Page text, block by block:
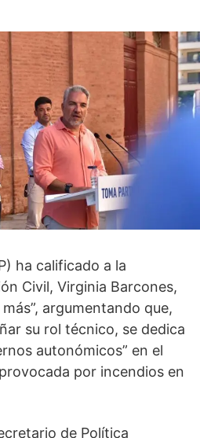
ha calificado a la
Civil, Virginia Barcones,
argumentando que,
su rol técnico, se dedica
autonómicos” en el
por incendios en
de Política